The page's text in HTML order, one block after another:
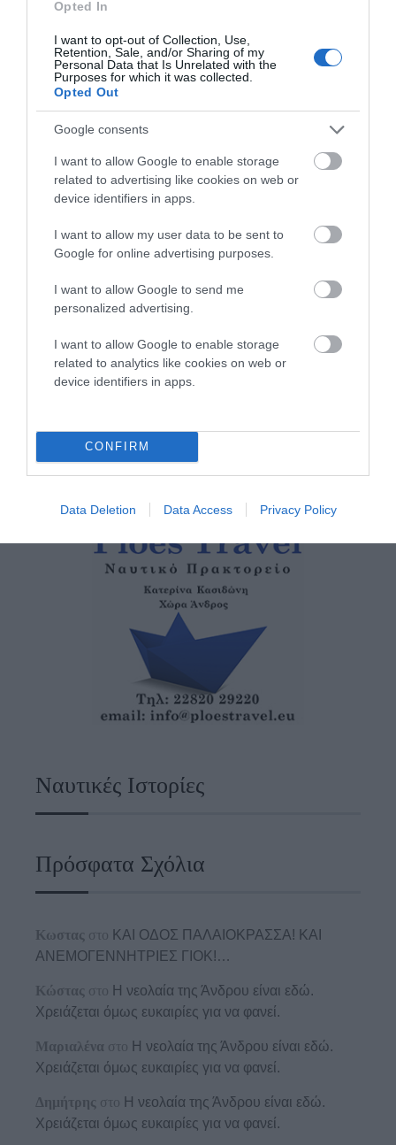
Opted In
I want to opt-out of Collection, Use,
Retention, Sale, and/or Sharing of my
Personal Data that Is Unrelated with the
Purposes for which it was collected.
Opted Out
Google consents
I want to allow Google to enable storage
related to advertising like cookies on web or
device identifiers in apps.
I want to allow my user data to be sent to
Google for online advertising purposes.
I want to allow Google to send me
personalized advertising.
I want to allow Google to enable storage
related to analytics like cookies on web or
device identifiers in apps.
CONFIRM
Data Deletion Data Access Privacy Policy
ευκαιρίες για να φανεί.
05/08/2026
Η Φιλαρμονική του
μοναδικό Γιώργο Κατσαρό
05/08/2026
σημειώσατε…
ΣΥΓΚΛΟΝΙΣΤΙΚΟΣ
ΑΠΟΧΑΙΡΕΤΙΣΜΟΣ ΣΤΗ
ΡΑΦΗΝΑ ΣΤΟ «ΤΕΛΕΥΤΑΙΟ
05/08/2026
Ναυτικές Ιστορίες
Πρόσφατα Σχόλια
Κωστας στο ΚΑΙ ΟΔΟΣ ΠΑΛΑIΟΚΡΑΣΣΑ! ΚΑΙ
ΑΝΕΜΟΓΕΝΝΗΤΡΙΕΣ ΓΙΟΚ!…
Κώστας στο Η νεολαία της Άνδρου είναι εδώ.
Χρειάζεται όμως ευκαιρίες για να φανεί.
Μαριαλένα στο Η νεολαία της Άνδρου είναι εδώ.
Χρειάζεται όμως ευκαιρίες για να φανεί.
Δημήτρης στο Η νεολαία της Άνδρου είναι εδώ.
Χρειάζεται όμως ευκαιρίες για να φανεί.